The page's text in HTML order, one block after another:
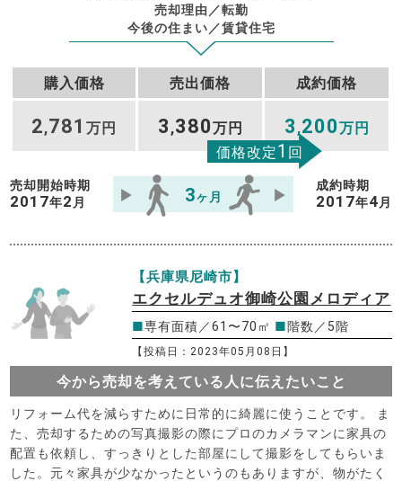
売却理由／転勤
今後の住まい／賃貸住宅
購入価格 売出価格 成約価格
2,781万円 3 ,380万円 3 ,200万円
価格改定1 回
売却開始時期
2017年2 月 3ヶ月
成約時期
2017年4 月
【兵庫県尼崎市】
エクセルデュオ御崎公園メロディア
■専有面積／61〜70㎡ ■階数／5階
【投稿日：2023年05月08日】
今から売却を考えている人に伝えたいこと
リフォーム代を減らすために日常的に綺麗に使うことです。 ま
た、売却するための写真撮影の際にプロのカメラマンに家具の
配置も依頼し、すっきりとした部屋にして撮影をしてもらいま
した。元々家具が少なかったというのもありますが、物がたく